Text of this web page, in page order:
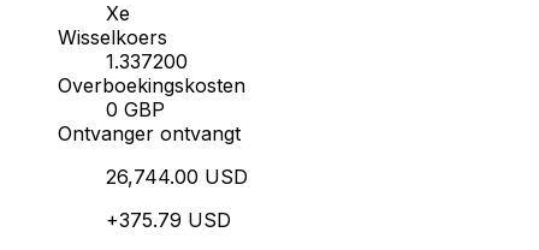
Xe
Wisselkoers
1.337200
Overboekingskosten
0 GBP
Ontvanger ontvangt
26,744.00 USD
+375.79 USD